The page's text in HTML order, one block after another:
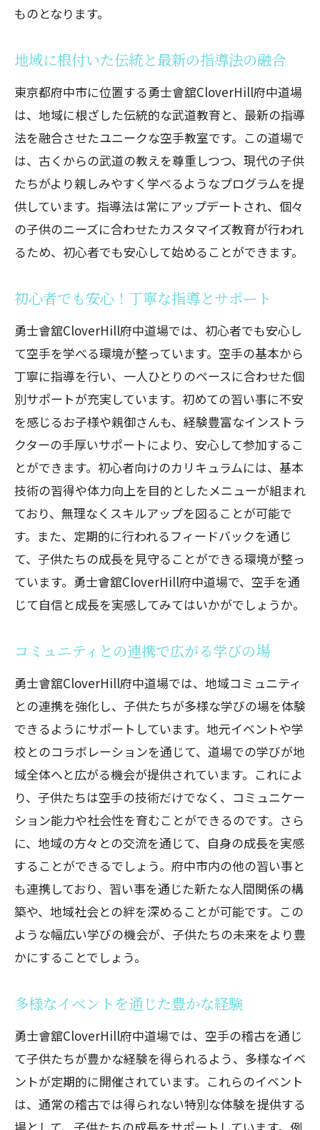
地域イベントで広がる親子の輪
来を輝かせる道場
空手がもたらす心身の健康
未経験からプロを目指す道
国際大会出場を目指した指導
将来の選択肢を広げる技能と経験
他のスポーツや活動への応用力
夢を叶えるためのステップアップ
府中市で習い事として選ばれる理由勇士會舘
CloverHillの空手教室
地域密着のサポート体制と信頼
安全性を重視した設備と環境
コミュニティからの高い評価
豊富な経験を持つ指導者の存在
家族全員で参加できるプログラム
習い事で子供たちの心と身体を育む勇士會舘
CloverHillの取り組み
精神面の成長を重視した教育方針
身体能力を引き出すトレーニング
社会性を学ぶための集団活動
個性を尊重した多様なプログラム
心のケアにも配慮した指導法
府中市の習い事空手教室で身につく大切なス
礼儀と自己管理が自然に身につく理由
目標設定と達成感を育む指導法
仲間とともに切磋琢磨する精神
自己肯定感を高める教育の重要性
異文化理解を深める交流イベント
人生を豊かにするための教養と知恵
ものとなります。
地域に根付いた伝統と最新の指導法の融合
東京都府中市に位置する勇士會舘CloverHill府中道場
は、地域に根ざした伝統的な武道教育と、最新の指導
法を融合させたユニークな空手教室です。この道場で
は、古くからの武道の教えを尊重しつつ、現代の子供
たちがより親しみやすく学べるようなプログラムを提
供しています。指導法は常にアップデートされ、個々
の子供のニーズに合わせたカスタマイズ教育が行われ
るため、初心者でも安心して始めることができます。
初心者でも安心！丁寧な指導とサポート
勇士會舘CloverHill府中道場では、初心者でも安心し
て空手を学べる環境が整っています。空手の基本から
丁寧に指導を行い、一人ひとりのペースに合わせた個
別サポートが充実しています。初めての習い事に不安
を感じるお子様や親御さんも、経験豊富なインストラ
クターの手厚いサポートにより、安心して参加するこ
とができます。初心者向けのカリキュラムには、基本
技術の習得や体力向上を目的としたメニューが組まれ
ており、無理なくスキルアップを図ることが可能で
す。また、定期的に行われるフィードバックを通じ
て、子供たちの成長を見守ることができる環境が整っ
ています。勇士會舘CloverHill府中道場で、空手を通
じて自信と成長を実感してみてはいかがでしょうか。
コミュニティとの連携で広がる学びの場
勇士會舘CloverHill府中道場では、地域コミュニティ
との連携を強化し、子供たちが多様な学びの場を体験
できるようにサポートしています。地元イベントや学
校とのコラボレーションを通じて、道場での学びが地
域全体へと広がる機会が提供されています。これによ
り、子供たちは空手の技術だけでなく、コミュニケー
ション能力や社会性を育むことができるのです。さら
に、地域の方々との交流を通じて、自身の成長を実感
することができるでしょう。府中市内の他の習い事と
も連携しており、習い事を通じた新たな人間関係の構
築や、地域社会との絆を深めることが可能です。この
ような幅広い学びの機会が、子供たちの未来をより豊
かにすることでしょう。
多様なイベントを通じた豊かな経験
勇士會舘CloverHill府中道場では、空手の稽古を通じ
て子供たちが豊かな経験を得られるよう、多様なイベ
ントが定期的に開催されています。これらのイベント
は、通常の稽古では得られない特別な体験を提供する